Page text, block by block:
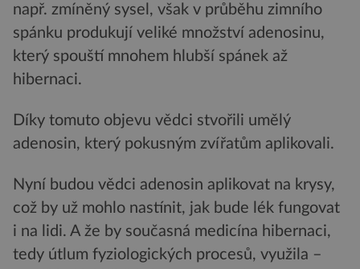
např. zmíněný sysel, však v průběhu zimního
spánku produkují veliké množství adenosinu,
který spouští mnohem hlubší spánek až
hibernaci.
Díky tomuto objevu vědci stvořili umělý
adenosin, který pokusným zvířatům aplikovali.
Nyní budou vědci adenosin aplikovat na krysy,
což by už mohlo nastínit, jak bude lék fungovat
i na lidi. A že by současná medicína hibernaci,
tedy útlum fyziologických procesů, využila –